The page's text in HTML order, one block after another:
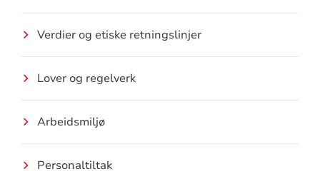
Verdier og etiske retningslinjer
Lover og regelverk
Arbeidsmiljø
Personaltiltak